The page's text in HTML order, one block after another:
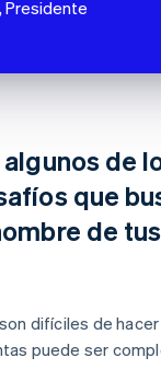
, Presidente
de
que
de tus
difíciles de hacer
puede ser